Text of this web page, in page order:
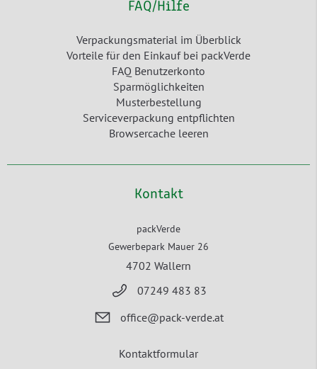
FAQ/Hilfe
Verpackungsmaterial im Überblick
Vorteile für den Einkauf bei packVerde
FAQ Benutzerkonto
Sparmöglichkeiten
Musterbestellung
Serviceverpackung entpflichten
Browsercache leeren
Kontakt
packVerde
Gewerbepark Mauer 26
4702 Wallern
07249 483 83
office@pack-verde.at
Kontaktformular